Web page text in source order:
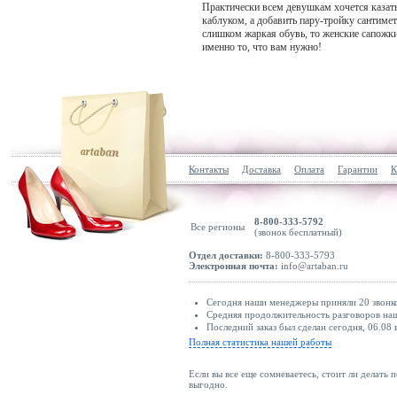
Практически всем девушкам хочется
каблуком, а добавить пару-тройку
слишком жаркая обувь, то женские
именно то, что вам нужно!
Контакты Доставка Оплата Гарантии
Все регионы
8-800-333-5792
(звонок бесплатный)
Отдел доставки: 8-800-333-5793
Электронная почта: info@artaban.ru
Сегодня наши менеджеры приняли 20
Средняя продолжительность разговоров
Последний заказ был сделан сегодня,
Полная статистика нашей работы
Если вы все еще сомневаетесь, стоит ли делать
выгодно.